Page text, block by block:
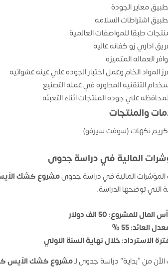
معاير الجودة
اشتراطات السلامه
طبقا للمواصفات العالمية
اداري زو كفائه عاليه
العماله المتميزه
المواد الخام وعمل اختبار الجوده علي عينه عشوائيه
التنقنيه المطوره في عمله التصنيع
علي جوده المنتجات اثناء التعبئه
والمنتجات
نكهات (سوفت سيرفو)
المالية في دراسة جدوى
المالية في دراسة جدوىمشروعكشك
التي توضحها الدراسة.
المال للمشروع: 50 الف دولار
العائد: 55 %
الاسترداد: خلال نهاية السنة الاولي
من “بداية” دراسة جدوى لـمشروعكشك الآيس